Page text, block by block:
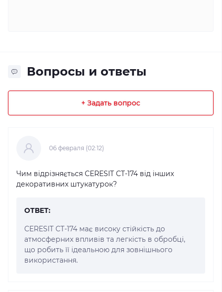
Вопросы и ответы
+ Задать вопрос
06 февраля (02:12)
Чим відрізняється CERESIT CT-174 від інших
декоративних штукатурок?
ОТВЕТ:
CERESIT CT-174 має високу стійкість до
атмосферних впливів та легкість в обробці,
що робить її ідеальною для зовнішнього
використання.